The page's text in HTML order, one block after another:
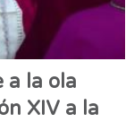
a la ola
XIV a la